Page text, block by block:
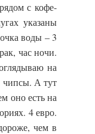
с кофе-
указаны
воды – 3
час ночи.
на
чипсы. А тут
оно есть на
4 евро.
чем в